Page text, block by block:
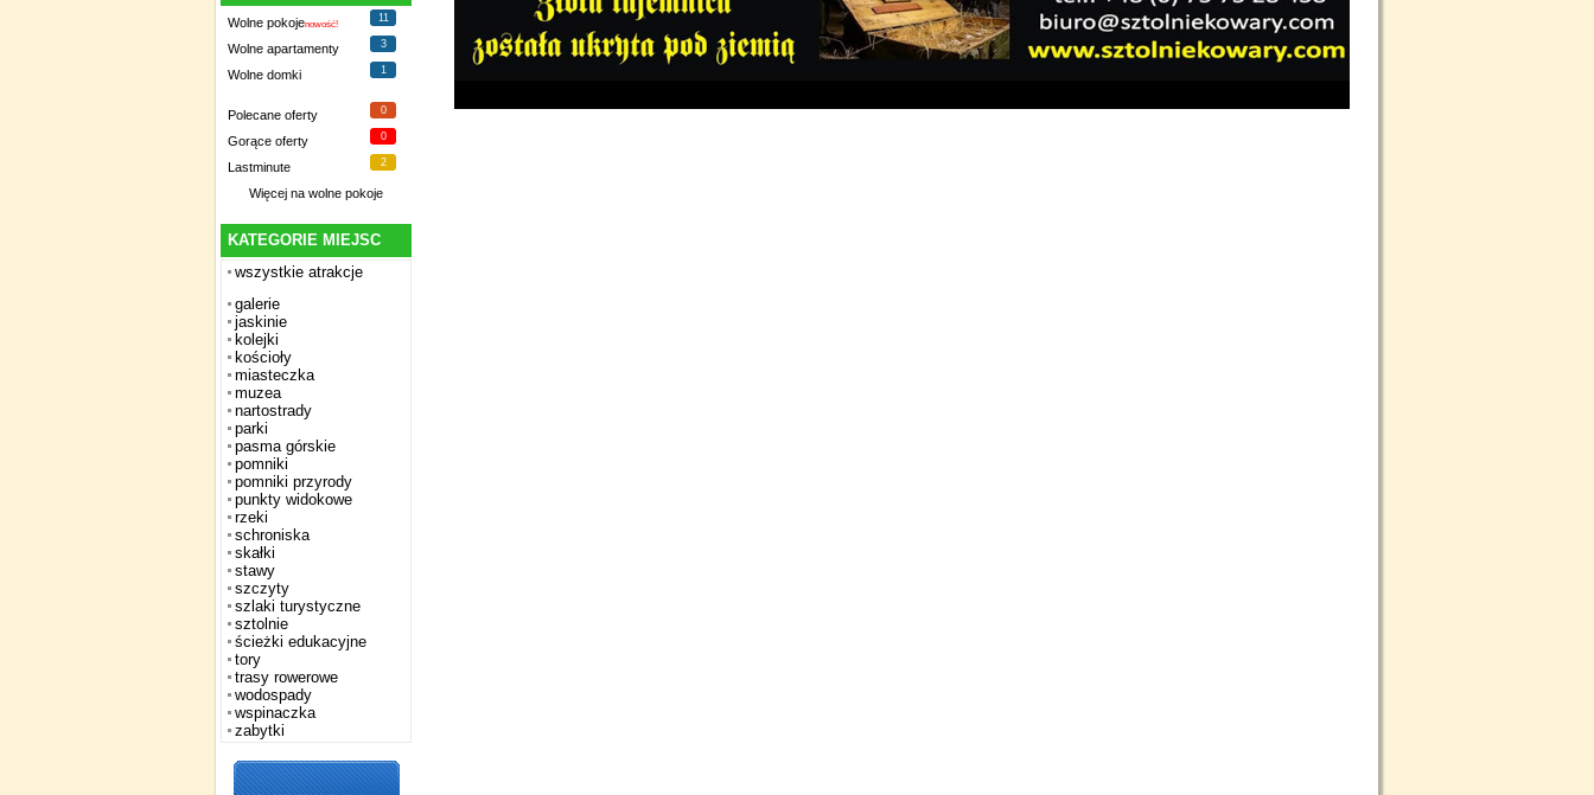
Wolne pokojenowość!
11
Wolne apartamenty 3
Wolne domki 1
Polecane oferty 0
Gorące oferty 0
Lastminute 2
Więcej na wolne pokoje
KATEGORIE MIEJSC
wszystkie atrakcje
galerie
jaskinie
kolejki
kościoły
miasteczka
muzea
nartostrady
parki
pasma górskie
pomniki
pomniki przyrody
punkty widokowe
rzeki
schroniska
skałki
stawy
szczyty
szlaki turystyczne
sztolnie
ścieżki edukacyjne
tory
trasy rowerowe
wodospady
wspinaczka
zabytki